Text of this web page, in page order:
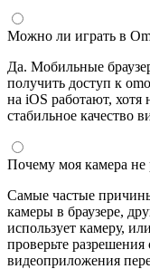
Можно ли играть в
Да. Мобильные
получить доступ к
на iOS работают,
стабильное качество
Почему моя камера не
Самые частые
камеры в браузере,
использует камеру,
проверьте разрешения
видеоприложения